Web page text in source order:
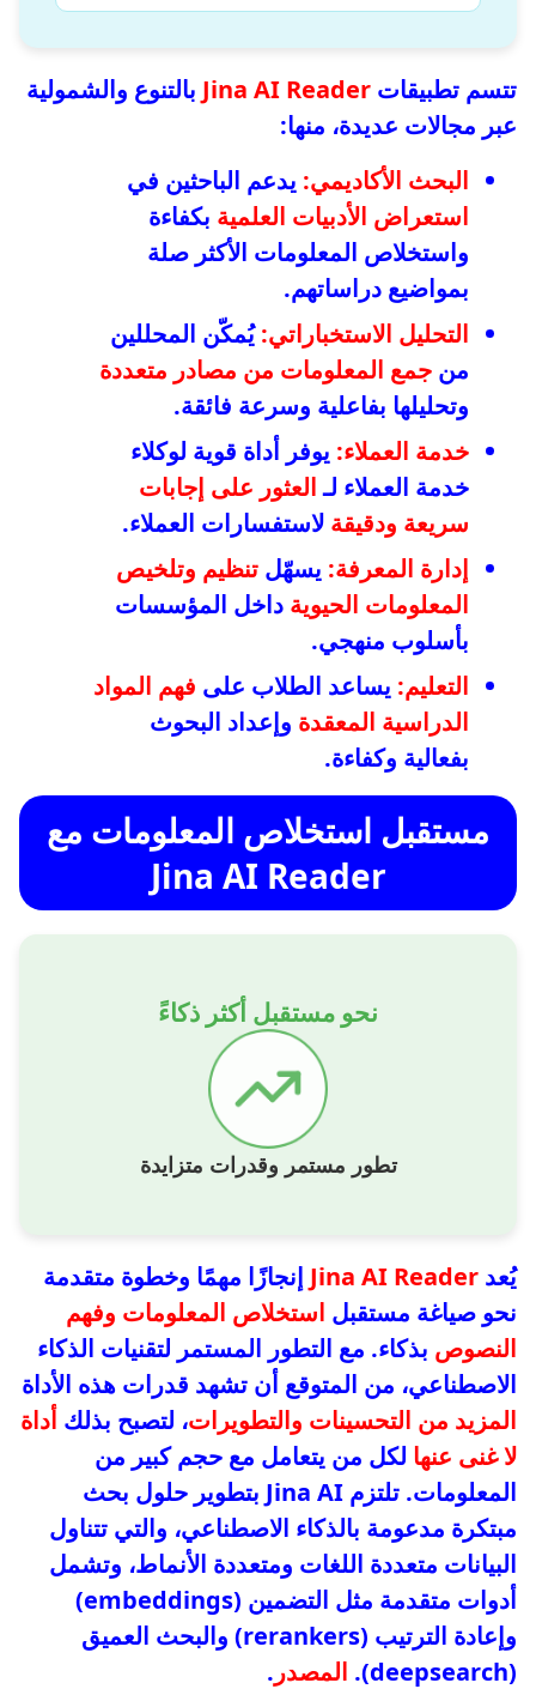
تتسم تطبيقات Jina AI Reader بالتنوع والشمولية
عبر مجالات عديدة، منها:
البحث الأكاديمي: يدعم الباحثين في
استعراض الأدبيات العلمية بكفاءة
واستخلاص المعلومات الأكثر صلة
بمواضيع دراساتهم.
التحليل الاستخباراتي:يُمكّن المحللين
من جمع المعلومات من مصادر متعددة
وتحليلها بفاعلية وسرعة فائقة.
خدمة العملاء: يوفر أداة قوية لوكلاء
خدمة العملاء لـالعثور على إجابات
سريعة ودقيقة لاستفسارات العملاء.
إدارة المعرفة: يسهّل تنظيم وتلخيص
المعلومات الحيوية داخل المؤسسات
بأسلوب منهجي.
التعليم: يساعد الطلاب على فهم المواد
الدراسية المعقدة وإعداد البحوث
بفعالية وكفاءة.
مستقبل استخلاص المعلومات مع
Jina AI Reader
نحو مستقبل أكثر ذكاءً
تطور مستمر وقدرات متزايدة
يُعد Jina AI Reader إنجازًا مهمًا وخطوة متقدمة
نحو صياغة مستقبل استخلاص المعلومات وفهم
النصوص بذكاء. مع التطور المستمر لتقنيات الذكاء
الاصطناعي، من المتوقع أن تشهد قدرات هذه الأداة
المزيد من التحسينات والتطويرات، لتصبح بذلك أداة
لا غنى عنها لكل من يتعامل مع حجم كبير من
المعلومات. تلتزم Jina AI بتطوير حلول بحث
مبتكرة مدعومة بالذكاء الاصطناعي، والتي تتناول
البيانات متعددة اللغات ومتعددة الأنماط، وتشمل
أدوات متقدمة مثل التضمين (embeddings)
وإعادة الترتيب (rerankers) والبحث العميق
(deepsearch).
المصدر .